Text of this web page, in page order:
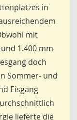
in
mit
1.400 mm
doch
Sommer- und
Eisgang
lieferte die